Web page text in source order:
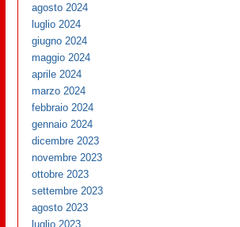
agosto 2024
luglio 2024
giugno 2024
maggio 2024
aprile 2024
marzo 2024
febbraio 2024
gennaio 2024
dicembre 2023
novembre 2023
ottobre 2023
settembre 2023
agosto 2023
luglio 2023